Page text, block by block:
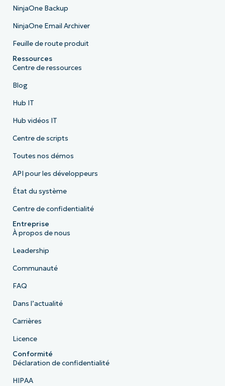
NinjaOne Backup
NinjaOne Email Archiver
Feuille de route produit
Ressources
Centre de ressources
Blog
Hub IT
Hub vidéos IT
Centre de scripts
Toutes nos démos
API pour les développeurs
État du système
Centre de confidentialité
Entreprise
À propos de nous
Leadership
Communauté
FAQ
Dans l’actualité
Carrières
Licence
Conformité
Déclaration de confidentialité
HIPAA